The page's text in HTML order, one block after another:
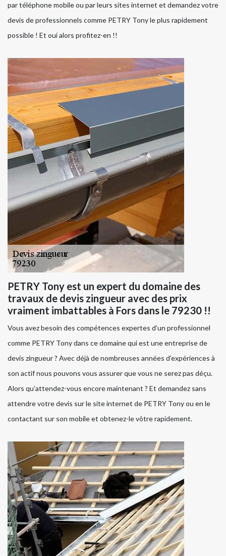
par téléphone mobile ou par leurs sites internet et demandez votre
devis de professionnels comme PETRY Tony le plus rapidement
possible ! Et oui alors profitez-en !!
PETRY Tony est un expert du domaine des
travaux de devis zingueur avec des prix
vraiment imbattables à Fors dans le 79230 !!
Vous avez besoin des compétences expertes d’un professionnel
comme PETRY Tony dans ce domaine qui est une entreprise de
devis zingueur ? Avec déjà de nombreuses années d’expériences à
son actif nous pouvons vous assurer que vous ne serez pas déçu.
Alors qu’attendez-vous encore maintenant ? Et demandez sans
attendre votre devis sur le site internet de PETRY Tony ou en le
contactant sur son mobile et obtenez-le vôtre rapidement.